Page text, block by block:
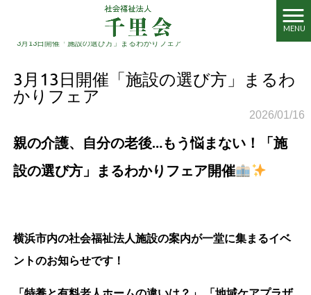
MENU
新着情報
>
3月13日開催「施設の選び方」まるわかりフェア
3月13日開催「施設の選び方」まるわ
かりフェア
2026/01/16
親の介護、自分の老後…もう悩まない！「施
設の選び方」まるわかりフェア開催
横浜市内の社会福祉法人施設の案内が一堂に集まるイベ
ントのお知らせです！
「特養と有料老人ホームの違いは？」 「地域ケアプラザ